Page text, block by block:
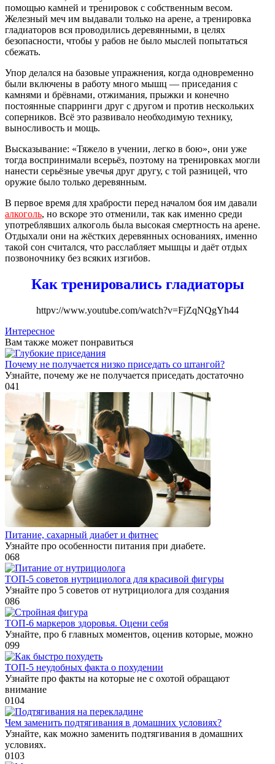
помощью камней и тренировок с собственным весом.
Железный меч им выдавали только на арене, а тренировка
гладиаторов вся проводились деревянными, в целях
безопасности, чтобы у рабов не было мыслей попытаться
сбежать.
Упор делался на базовые упражнения, когда одновременно
были включены в работу много мышц — приседания с
камнями и брёвнами, отжимания, прыжки и конечно
постоянные спарринги друг с другом и против нескольких
соперников. Всё это развивало необходимую технику,
выносливость и мощь.
Высказывание: «Тяжело в учении, легко в бою», они уже
тогда воспринимали всерьёз, поэтому на тренировках могли
нанести серьёзные увечья друг другу, с той разницей, что
оружие было только деревянным.
В первое время для храбрости перед началом боя им давали
алкоголь, но вскоре это отменили, так как именно среди
употреблявших алкоголь была высокая смертность на арене.
Отдыхали они на жёстких деревянных основаниях, именно
такой сон считался, что расслабляет мышцы и даёт отдых
позвоночнику без всяких изгибов.
Как тренировались гладиаторы
httpv://www.youtube.com/watch?v=FjZqNQgYh44
Интересное
Вам также может понравиться
Почему не получается низко приседать со штангой?
Узнайте, почему же не получается приседать достаточно
041
Питание, сахарный диабет и фитнес
Узнайте про особенности питания при диабете.
068
ТОП-5 советов нутрициолога для красивой фигуры
Узнайте про 5 советов от нутрициолога для создания
086
ТОП-6 маркеров здоровья. Оцени себя
Узнайте, про 6 главных моментов, оценив которые, можно
099
ТОП-5 неудобных факта о похудении
Узнайте про факты на которые не с охотой обращают
внимание
0104
Чем заменить подтягивания в домашних условиях?
Узнайте, как можно заменить подтягивания в домашних
условиях.
0103